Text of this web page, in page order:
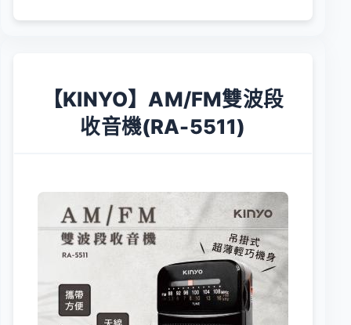
【KINYO】AM/FM雙波段
收音機(RA-5511)